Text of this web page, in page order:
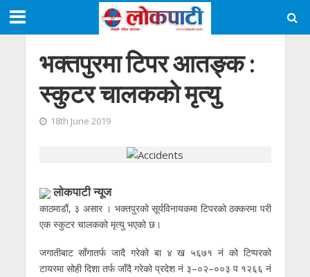
भक्तपुरमा टिपर आतङ्क :
स्कुटर चालककाे मृत्यु
18th June 2019
लाेकपाटी न्यूज
काठमाडाैं, ३ असार । भक्तपुरको सूर्यविनायकमा टिपरको ठक्करमा परी
एक स्कुटर चालकको मृत्यु भएको छ।
जगातीबाट साँगातर्फ जादै गरेको बा ४ ख ५६७१ नं को टिप्परको
टायरमा सोही दिशा तर्फ जाँदै गरेको प्रदेश नं ३–०२–००३ प १२६६ नं